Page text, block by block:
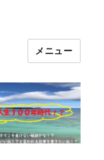
メニュー